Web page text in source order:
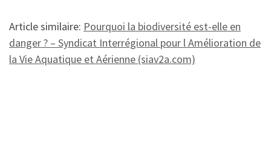
Article similaire: Pourquoi la biodiversité est-elle en
danger ? – Syndicat Interrégional pour l Amélioration de
la Vie Aquatique et Aérienne (siav2a.com)